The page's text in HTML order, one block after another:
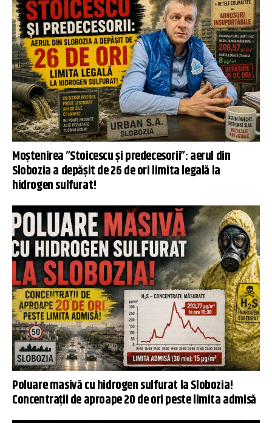
Moștenirea ”Stoicescu și predecesorii”: aerul din
Slobozia a depășit de 26 de ori limita legală la
hidrogen sulfurat!
Poluare masivă cu hidrogen sulfurat la Slobozia!
Concentrații de aproape 20 de ori peste limita admisă